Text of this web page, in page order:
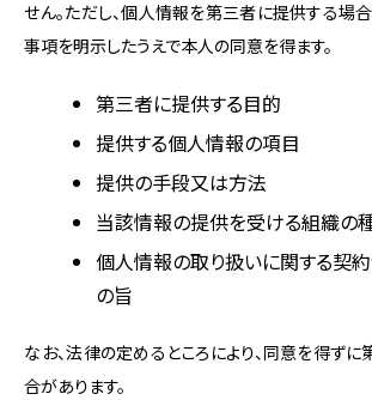
せん。ただし、個人情報を第三者に提供する場
事項を明示したうえで本人の同意を得ます。
第三者に提供する目的
提供する個人情報の項目
提供の手段又は方法
当該情報の提供を受ける組織の
個人情報の取り扱いに関する契
の旨
なお、法律の定めるところにより、同意を得ず
合があります。